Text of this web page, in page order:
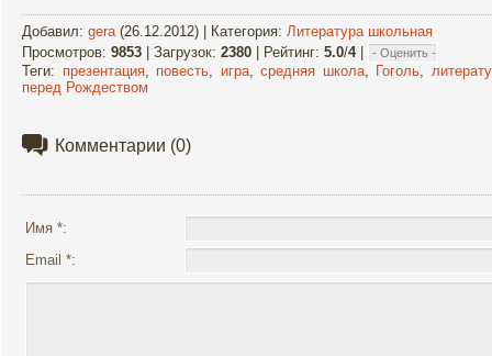
Добавил: gera (26.12.2012) | Категория: Литература школьная
Просмотров: 9853 | Загрузок: 2380 | Рейтинг: 5.0/4|
Теги: презентация, повесть игра, средняя школа, Гоголь
перед Рождеством
Комментарии (0)
Имя *:
Email *: